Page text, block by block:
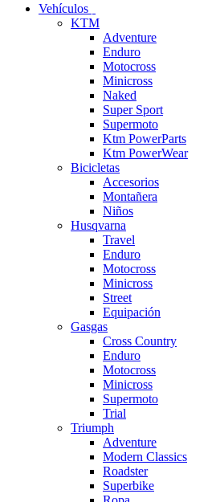
Vehículos
KTM
Adventure
Enduro
Motocross
Minicross
Naked
Super Sport
Supermoto
Ktm PowerParts
Ktm PowerWear
Bicicletas
Accesorios
Montañera
Niños
Husqvarna
Travel
Enduro
Motocross
Minicross
Street
Equipación
Gasgas
Cross Country
Enduro
Motocross
Minicross
Supermoto
Trial
Triumph
Adventure
Modern Classics
Roadster
Superbike